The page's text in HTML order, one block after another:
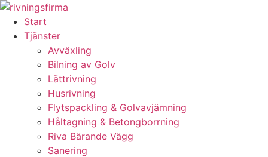
Skip
content
Start
Tjänster
Avväxling
Bilning av Golv
Lättrivning
Husrivning
Flytspackling & Golvavjämning
Håltagning & Betongborrning
Riva Bärande Vägg
Sanering